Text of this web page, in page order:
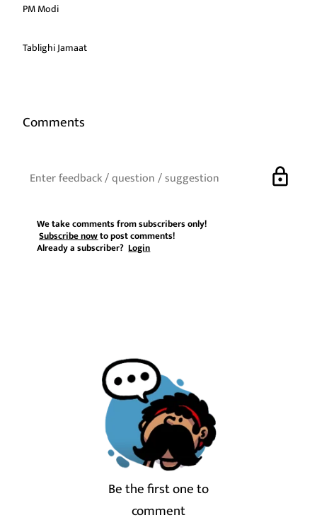
PM Modi
Tablighi Jamaat
Comments
lock
We take comments from subscribers only!
Subscribe nowto post comments!
Already a subscriber?Login
Be the first one to
comment